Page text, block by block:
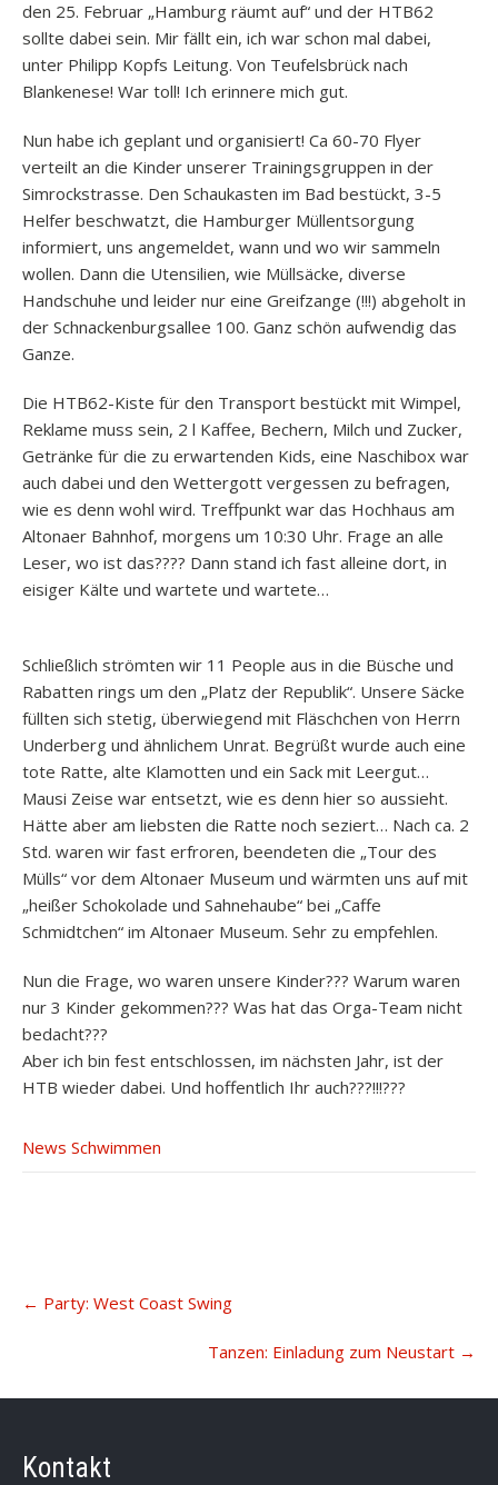
den 25. Februar „Hamburg räumt auf“ und der HTB62
sollte dabei sein. Mir fällt ein, ich war schon mal dabei,
unter Philipp Kopfs Leitung. Von Teufelsbrück nach
Blankenese! War toll! Ich erinnere mich gut.
Nun habe ich geplant und organisiert! Ca 60-70 Flyer
verteilt an die Kinder unserer Trainingsgruppen in der
Simrockstrasse. Den Schaukasten im Bad bestückt, 3-5
Helfer beschwatzt, die Hamburger Müllentsorgung
informiert, uns angemeldet, wann und wo wir sammeln
wollen. Dann die Utensilien, wie Müllsäcke, diverse
Handschuhe und leider nur eine Greifzange (!!!) abgeholt in
der Schnackenburgsallee 100. Ganz schön aufwendig das
Ganze.
Die HTB62-Kiste für den Transport bestückt mit Wimpel,
Reklame muss sein, 2 l Kaffee, Bechern, Milch und Zucker,
Getränke für die zu erwartenden Kids, eine Naschibox war
auch dabei und den Wettergott vergessen zu befragen,
wie es denn wohl wird. Treffpunkt war das Hochhaus am
Altonaer Bahnhof, morgens um 10:30 Uhr. Frage an alle
Leser, wo ist das???? Dann stand ich fast alleine dort, in
eisiger Kälte und wartete und wartete…
Schließlich strömten wir 11 People aus in die Büsche und
Rabatten rings um den „Platz der Republik“. Unsere Säcke
füllten sich stetig, überwiegend mit Fläschchen von Herrn
Underberg und ähnlichem Unrat. Begrüßt wurde auch eine
tote Ratte, alte Klamotten und ein Sack mit Leergut…
Mausi Zeise war entsetzt, wie es denn hier so aussieht.
Hätte aber am liebsten die Ratte noch seziert… Nach ca. 2
Std. waren wir fast erfroren, beendeten die „Tour des
Mülls“ vor dem Altonaer Museum und wärmten uns auf mit
„heißer Schokolade und Sahnehaube“ bei „Caffe
Schmidtchen“ im Altonaer Museum. Sehr zu empfehlen.
Nun die Frage, wo waren unsere Kinder??? Warum waren
nur 3 Kinder gekommen??? Was hat das Orga-Team nicht
bedacht???
Aber ich bin fest entschlossen, im nächsten Jahr, ist der
HTB wieder dabei. Und hoffentlich Ihr auch???!!!???
News Schwimmen
navigation
← Party: West Coast Swing
Tanzen: Einladung zum Neustart →
Kontakt